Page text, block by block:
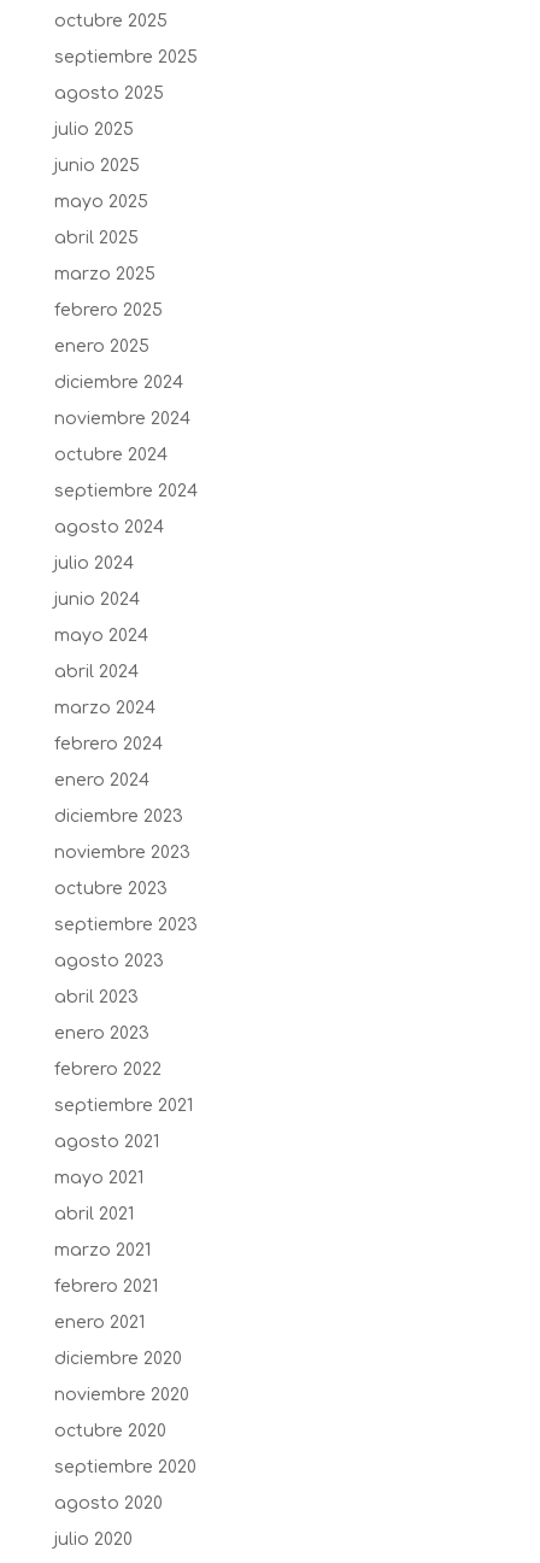
octubre 2025
septiembre 2025
agosto 2025
julio 2025
junio 2025
mayo 2025
abril 2025
marzo 2025
febrero 2025
enero 2025
diciembre 2024
noviembre 2024
octubre 2024
septiembre 2024
agosto 2024
julio 2024
junio 2024
mayo 2024
abril 2024
marzo 2024
febrero 2024
enero 2024
diciembre 2023
noviembre 2023
octubre 2023
septiembre 2023
agosto 2023
abril 2023
enero 2023
febrero 2022
septiembre 2021
agosto 2021
mayo 2021
abril 2021
marzo 2021
febrero 2021
enero 2021
diciembre 2020
noviembre 2020
octubre 2020
septiembre 2020
agosto 2020
julio 2020